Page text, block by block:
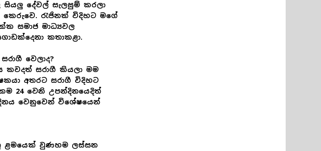
සියලු දේවල් සැලසුම් කරලා
කෙරුවෙ. රැජිනක් විදිහට මගේ
සමාජ මාධ්‍යවල
කතාකළා.
වෙලාද?
සරාගී කියලා මම
අතරට සරාගී විදිහට
24 වෙනි උපන්දිනයෙදිත්
වෙනුවෙන් විශේෂයෙන්
ළමයෙක් වුණහම ලස්සන